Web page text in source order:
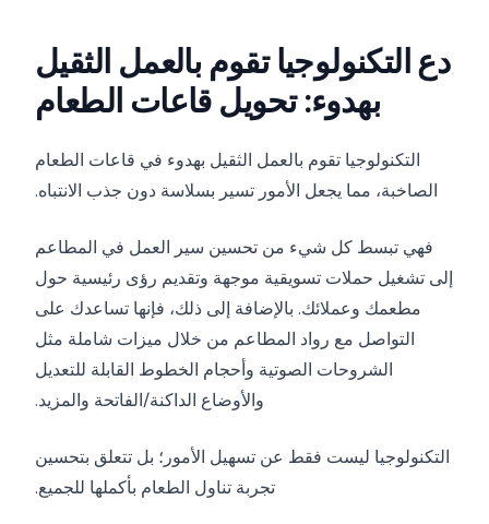
دع التكنولوجيا تقوم بالعمل الثقيل
بهدوء: تحويل قاعات الطعام
التكنولوجيا تقوم بالعمل الثقيل بهدوء في قاعات الطعام
الصاخبة، مما يجعل الأمور تسير بسلاسة دون جذب الانتباه.
فهي تبسط كل شيء من تحسين سير العمل في المطاعم
إلى تشغيل حملات تسويقية موجهة وتقديم رؤى رئيسية حول
مطعمك وعملائك. بالإضافة إلى ذلك، فإنها تساعدك على
التواصل مع رواد المطاعم من خلال ميزات شاملة مثل
الشروحات الصوتية وأحجام الخطوط القابلة للتعديل
والأوضاع الداكنة/الفاتحة والمزيد.
التكنولوجيا ليست فقط عن تسهيل الأمور؛ بل تتعلق بتحسين
تجربة تناول الطعام بأكملها للجميع.